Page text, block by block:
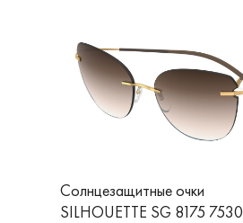
Солнцезащитные очки
SILHOUETTE SG 8175 7530